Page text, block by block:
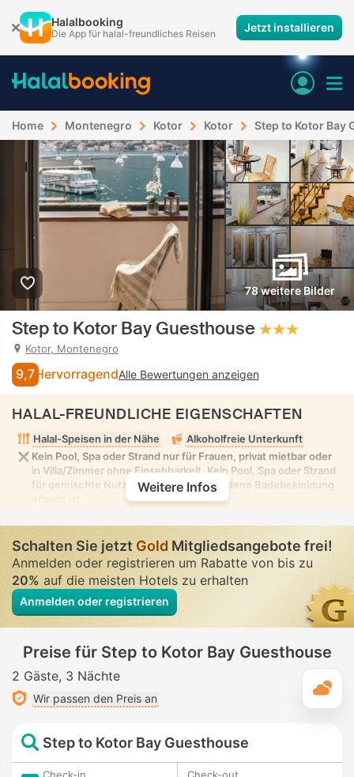
Halalbooking
Die App für halal-freundliches Reisen Jetzt installieren
Home Montenegro Kotor Kotor Step to Kotor Bay
78 weitere Bilder
Step to Kotor Bay Guesthouse
Kotor, Montenegro
9,7 HervorragendAlle Bewertungen anzeigen
HALAL-FREUNDLICHE EIGENSCHAFTEN
Halal-Speisen in der Nähe
Alkoholfreie Unterkunft
Kein Pool, Spa oder Strand nur für Frauen, privat mietbar oder
in Villa/Zimmer ohne Einsehbarkeit. Kein Pool, Spa oder Strand
für gemischte Nutzung, in dem bescheidene Badebekleidung
Weitere Infos
Schalten Sie jetztGold Mitgliedsangebote frei!
Anmelden oder registrieren um Rabatte von bis zu
20%auf die meisten Hotels zu erhalten
Anmelden oder registrieren
Preise für Step to Kotor Bay Guesthouse
2 Gäste 3 Nächte
Wir passen den Preis an
Step to Kotor Bay Guesthouse